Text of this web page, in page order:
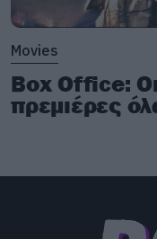
Movies
Box Office:
πρεμιέρες